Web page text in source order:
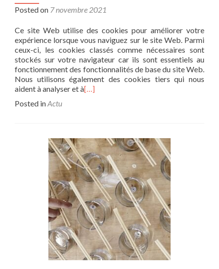
Posted on 7 novembre 2021
Ce site Web utilise des cookies pour améliorer votre
expérience lorsque vous naviguez sur le site Web. Parmi
ceux-ci, les cookies classés comme nécessaires sont
stockés sur votre navigateur car ils sont essentiels au
fonctionnement des fonctionnalités de base du site Web.
Nous utilisons également des cookies tiers qui nous
aident à analyser et à[…]
Posted inActu